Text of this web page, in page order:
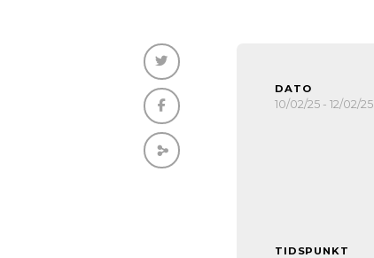
DATO
10/02/25 - 12/02/25
TIDSPUNKT